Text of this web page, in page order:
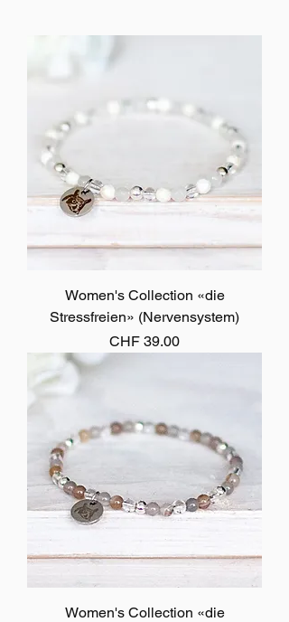
Women's Collection «die
Stressfreien» (Nervensystem)
Preis
CHF 39.00
Women's Collection «die